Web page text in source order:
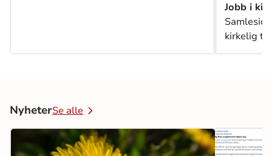
Jobb i
kirkelig
NyheterSe alle